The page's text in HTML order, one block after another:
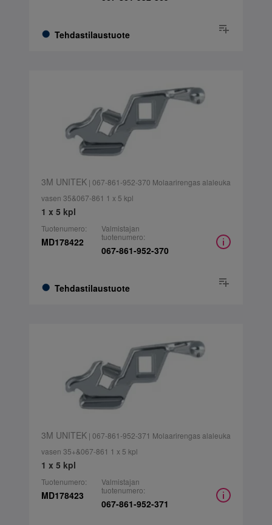
Tehdastilaustuote
3M UNITEK| 067-861-952-370 Molaarirengas alaleuka
vasen 35&067-861 1 x 5 kpl
1 x 5 kpl
Tuotenumero:
MD178422
Tehdastilaustuote
Valmistajan
tuotenumero:
067-861-952-370
3M UNITEK| 067-861-952-371 Molaarirengas alaleuka
vasen 35+&067-861 1 x 5 kpl
1 x 5 kpl
Tuotenumero:
MD178423
Valmistajan
tuotenumero:
067-861-952-371